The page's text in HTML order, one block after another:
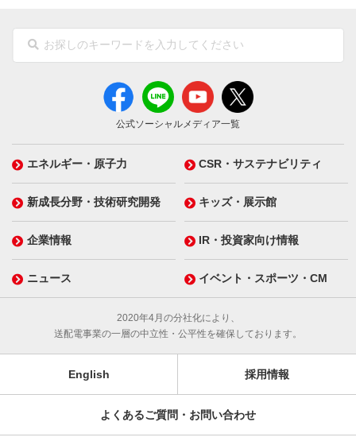
公式ソーシャルメディア一覧
エネルギー・原子力 CSR・サステナビリティ
新成長分野・技術研究開発 キッズ・展示館
企業情報 IR・投資家向け情報
ニュース イベント・スポーツ・CM
2020年4月の分社化により、
送配電事業の一層の中立性・公平性を確保しております。
English 採用情報
よくあるご質問・お問い合わせ